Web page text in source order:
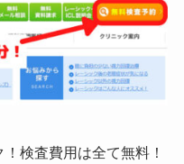
検査費用は全て無料！